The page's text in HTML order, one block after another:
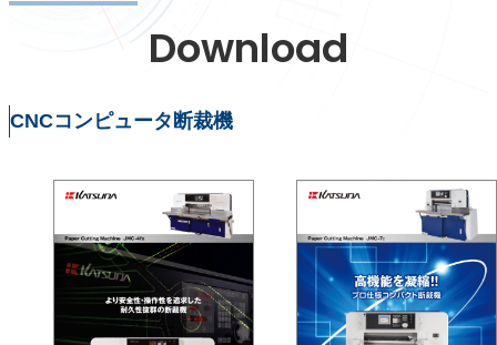
Download
CNCコンピュータ断裁機